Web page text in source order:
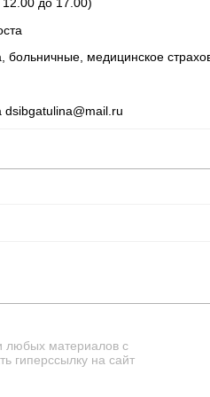
до 17.00)
медицинское
dsibgatulina@mail.ru
любых материалов с
гиперссылку на сайт